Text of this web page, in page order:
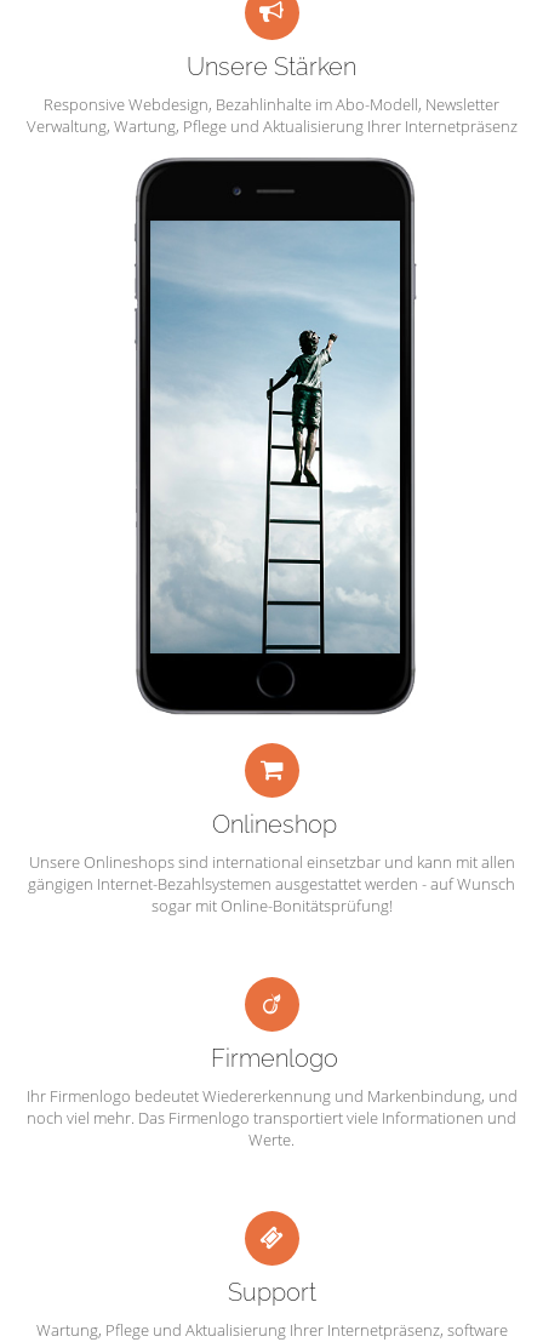
Unsere Stärken
Responsive Webdesign, Bezahlinhalte im Abo-Modell, Newsletter
Verwaltung, Wartung, Pflege und Aktualisierung Ihrer Internetpräsenz
Onlineshop
Unsere Onlineshops sind international einsetzbar und kann mit allen
gängigen Internet-Bezahlsystemen ausgestattet werden - auf Wunsch
sogar mit Online-Bonitätsprüfung!
Firmenlogo
Ihr Firmenlogo bedeutet Wiedererkennung und Markenbindung, und
noch viel mehr. Das Firmenlogo transportiert viele Informationen und
Werte.
Support
Wartung, Pflege und Aktualisierung Ihrer Internetpräsenz, software